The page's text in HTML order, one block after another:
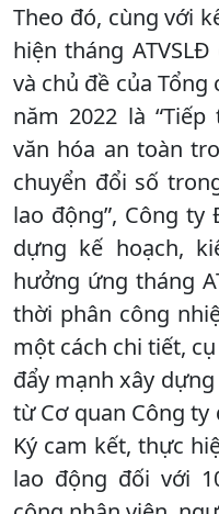
Theo đó, cùng với
hiện tháng
và chủ đề của
năm 2022 là
văn hóa an toàn
chuyển đổi số
lao động”, Công
dựng kế hoạch,
hưởng ứng tháng
thời phân công
một cách chi tiết,
đẩy mạnh xây
từ Cơ quan Công
Ký cam kết, thực
lao động đối với